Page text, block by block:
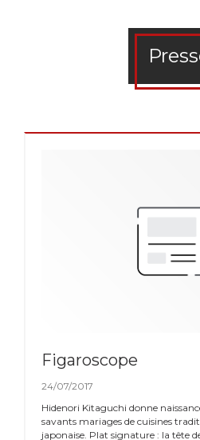
Figaroscope
24/07/2017
Hidenori Kitaguchi donne
savants mariages de cuisines
japonaise. Plat signature : la tête